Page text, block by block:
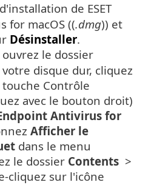
de ESET
for macOS ((.dmg)) et
Désinstaller.
ouvrez le dossier
disque dur, cliquez
Contrôle
avec le bouton droit)
Endpoint Antivirus for
Afficher le
dans le menu
le dossier Contents >
cliquez sur l'icône